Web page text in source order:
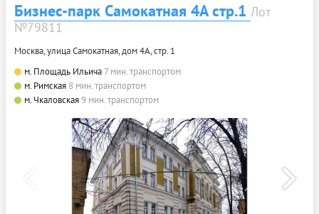
Бизнес-парк Самокатная 4А стр.1 Лот
№79811
Москва, улица Самокатная, дом 4А, стр. 1
м. Площадь Ильича 7 мин. транспортом
м. Римская 8 мин. транспортом
м. Чкаловская9 мин. транспортом